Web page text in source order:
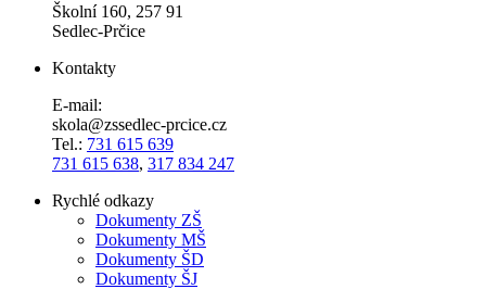
Školní 160, 257 91
Sedlec-Prčice
Kontakty
E-mail:
skola@zssedlec-prcice.cz
Tel.: 731 615 639
731 615 638, 317 834 247
Rychlé odkazy
Dokumenty ZŠ
Dokumenty MŠ
Dokumenty ŠD
Dokumenty ŠJ